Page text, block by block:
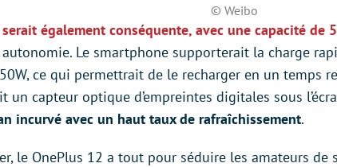
© Weibo
également conséquente, avec une capacité de
Le smartphone supporterait la charge
ce qui permettrait de le recharger en un temps
un capteur optique d’empreintes digitales sous
incurvé avec un haut taux de rafraîchissement.
le OnePlus 12 a tout pour séduire les amateurs